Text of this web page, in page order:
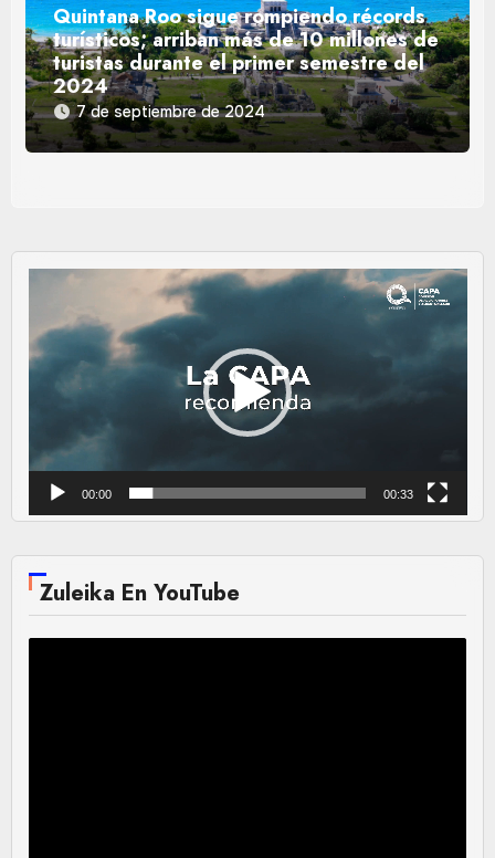
Quintana Roo sigue rompiendo récords
turísticos; arriban más de 10 millones de
turistas durante el primer semestre del
2024
7 de septiembre de 2024
Reproductor
vídeo
00:00 00:33
Zuleika En YouTube